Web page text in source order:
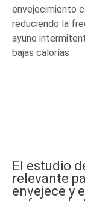
envejecimiento
reduciendo la
ayuno
bajas calorías
El estudio
relevante
envejece y